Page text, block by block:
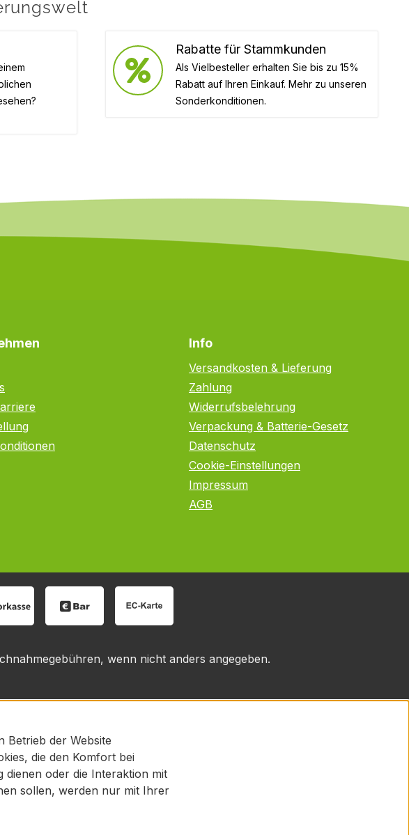
Rabatte für Stammkunden
Als Vielbesteller erhalten Sie bis zu 15%
Rabatt auf Ihren Einkauf. Mehr zu unseren
Sonderkonditionen.
Info
Versandkosten & Lieferung
Zahlung
Widerrufsbelehrung
Verpackung & Batterie-Gesetz
Datenschutz
Cookie-Einstellungen
Impressum
AGB
wenn nicht anders angegeben.
Betrieb der Website
die den Komfort bei
dienen oder die Interaktion mit
sollen, werden nur mit Ihrer